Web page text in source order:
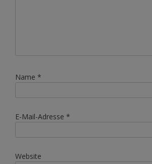
Name *
E-Mail-Adresse *
Website